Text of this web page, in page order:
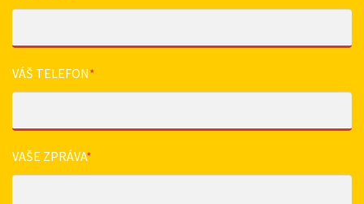
VÁŠ TELEFON*
VAŠE ZPRÁVA*